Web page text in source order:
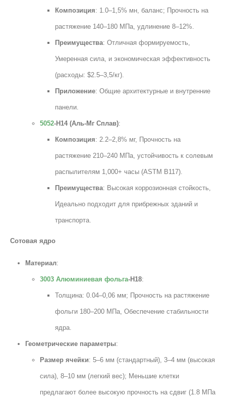
Композиция: 1.0–1,5% мн, баланс; Прочность на
растяжение 140–180 МПа, удлинение 8–12%.
Преимущества: Отличная формируемость,
Умеренная сила, и экономическая эффективность
(расходы: $2.5–3,5/кг).
Приложение: Общие архитектурные и внутренние
панели.
5052-H14 (Аль-Мг Сплав):
Композиция: 2.2–2,8% мг, Прочность на
растяжение 210–240 МПа, устойчивость к солевым
распылителям 1,000+ часы (ASTM B117).
Преимущества: Высокая коррозионная стойкость,
Идеально подходит для прибрежных зданий и
транспорта.
Сотовая ядро
Материал:
3003 Алюминиевая фольга-H18:
Толщина: 0.04–0,06 мм; Прочность на растяжение
фольги 180–200 МПа, Обеспечение стабильности
ядра.
Геометрические параметры:
Размер ячейки: 5–6 мм (стандартный), 3–4 мм (высокая
сила), 8–10 мм (легкий вес); Меньшие клетки
предлагают более высокую прочность на сдвиг (1.8 МПа